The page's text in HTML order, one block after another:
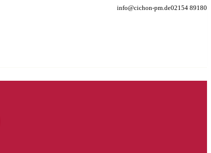
info@cichon-pm.de02154 89180